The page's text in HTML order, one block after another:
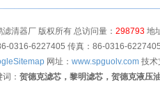
滤清器厂 版权所有 总访问量： 298793地
0316-6227405 传真：86-0316-
网址： www.spguolv.com 技术
： 贺德克滤芯，黎明滤芯，贺德克液压